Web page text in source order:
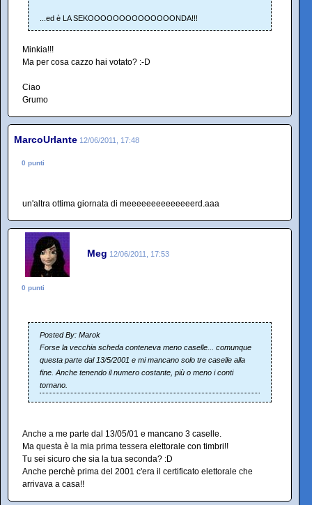
...ed è LA SEKOOOOOOOOOOOOOONDA!!!
Minkia!!!
Ma per cosa cazzo hai votato? :-D
Ciao
Grumo
MarcoUrlante 12/06/2011, 17:48
0 punti
un'altra ottima giornata di meeeeeeeeeeeeeerd.aaa
Meg 12/06/2011, 17:53
0 punti
Posted By: Marok
Forse la vecchia scheda conteneva meno caselle... comunque
questa parte dal 13/5/2001 e mi mancano solo tre caselle alla
fine. Anche tenendo il numero costante, più o meno i conti
tornano.
Anche a me parte dal 13/05/01 e mancano 3 caselle.
Ma questa è la mia prima tessera elettorale con timbri!!
Tu sei sicuro che sia la tua seconda? :D
Anche perchè prima del 2001 c'era il certificato elettorale che
arrivava a casa!!